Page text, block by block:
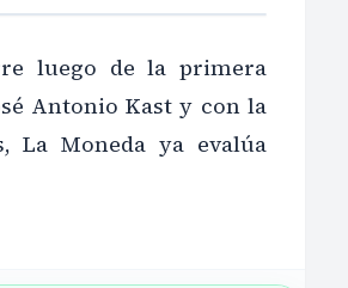
luego de la primera
Antonio Kast y con la
La Moneda ya evalúa